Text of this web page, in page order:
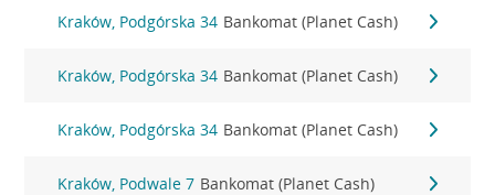
Kraków, Podgórska 34 Bankomat (Planet Cash)
Kraków, Podgórska 34 Bankomat (Planet Cash)
Kraków, Podgórska 34 Bankomat (Planet Cash)
Kraków, Podwale 7 Bankomat (Planet Cash)